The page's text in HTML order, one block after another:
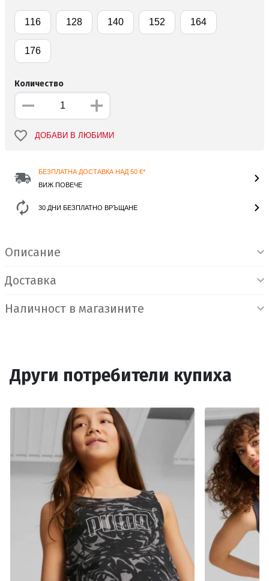
116 128 140 152 164
176
Количество
ДОБАВИ В ЛЮБИМИ
БЕЗПЛАТНА ДОСТАВКА НАД 50 €*
ВИЖ ПОВЕЧЕ
30 ДНИ БЕЗПЛАТНО ВРЪЩАНЕ
Описание
Доставка
Наличност в магазините
Други потребители купиха